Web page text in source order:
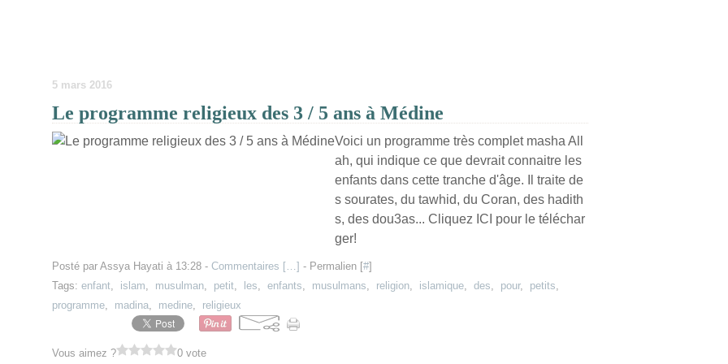
5 mars 2016
Le programme religieux des 3 / 5 ans à Médine
Voici un programme très complet masha All
ah, qui indique ce que devrait connaitre les
enfants dans cette tranche d'âge. Il traite de
s sourates, du tawhid, du Coran, des hadith
s, des dou3as... Cliquez ICI pour le téléchar
ger!
Posté par Assya Hayati à 13:28 - Commentaires […] - Permalien [#]
Tags: enfant, islam, musulman, petit, les, enfants, musulmans, religion, islamique, des, pour, petits,
programme, madina, medine, religieux
Vous aimez ? 0 vote